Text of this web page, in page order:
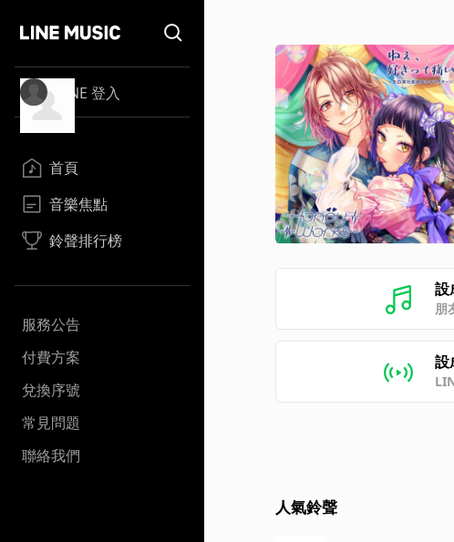
LINE 登入
首頁
音樂焦點
鈴聲排行榜
服務公告
付費方案
兌換序號
常見問題
聯絡我們
設
朋
設
人氣鈴聲